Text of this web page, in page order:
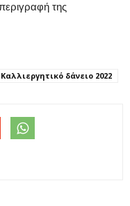
της
Καλλιεργητικό δάνειο 2022